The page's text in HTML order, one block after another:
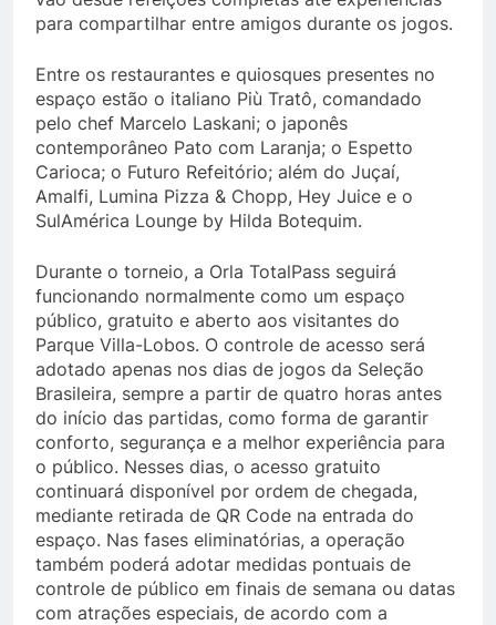
para compartilhar entre amigos durante os jogos.
Entre os restaurantes e quiosques presentes no
espaço estão o italiano Più Tratô, comandado
pelo chef Marcelo Laskani; o japonês
contemporâneo Pato com Laranja; o Espetto
Carioca; o Futuro Refeitório; além do Juçaí,
Amalfi, Lumina Pizza & Chopp, Hey Juice e o
SulAmérica Lounge by Hilda Botequim.
Durante o torneio, a Orla TotalPass seguirá
funcionando normalmente como um espaço
público, gratuito e aberto aos visitantes do
Parque Villa-Lobos. O controle de acesso será
adotado apenas nos dias de jogos da Seleção
Brasileira, sempre a partir de quatro horas antes
do início das partidas, como forma de garantir
conforto, segurança e a melhor experiência para
o público. Nesses dias, o acesso gratuito
continuará disponível por ordem de chegada,
mediante retirada de QR Code na entrada do
espaço. Nas fases eliminatórias, a operação
também poderá adotar medidas pontuais de
controle de público em finais de semana ou datas
com atrações especiais, de acordo com a